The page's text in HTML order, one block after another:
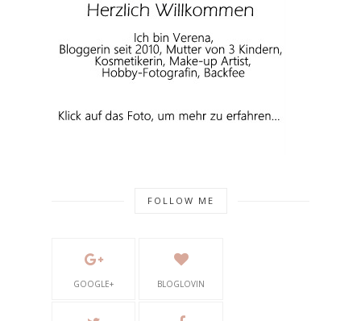
FOLLOW ME
GOOGLE+ BLOGLOVIN